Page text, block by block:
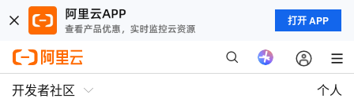
打开 APP
开发者社区 个人